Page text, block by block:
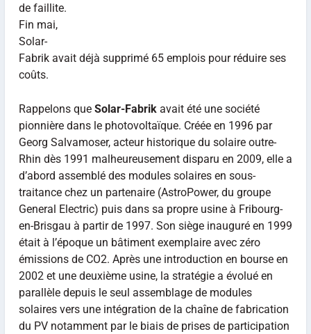
de faillite.
Fin mai,
Solar-
Fabrik avait déjà supprimé 65 emplois pour réduire ses
coûts.
Rappelons que Solar-Fabrikavait été une société
pionnière dans le photovoltaïque. Créée en 1996 par
Georg Salvamoser, acteur historique du solaire outre-
Rhin dès 1991 malheureusement disparu en 2009, elle a
d’abord assemblé des modules solaires en sous-
traitance chez un partenaire (AstroPower, du groupe
General Electric) puis dans sa propre usine à Fribourg-
en-Brisgau à partir de 1997. Son siège inauguré en 1999
était à l’époque un bâtiment exemplaire avec zéro
émissions de CO2. Après une introduction en bourse en
2002 et une deuxième usine, la stratégie a évolué en
parallèle depuis le seul assemblage de modules
solaires vers une intégration de la chaîne de fabrication
du PV notamment par le biais de prises de participation